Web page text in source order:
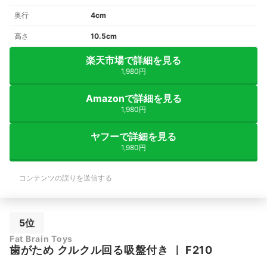
奥行 4cm
高さ 10.5cm
楽天市場で詳細を見る
1,980円
Amazonで詳細を見る
1,980円
ヤフーで詳細を見る
1,980円
コンテンツの誤りを送信する
5位
Fat Brain Toys
歯がため クルクル回る吸盤付き ｜ F210